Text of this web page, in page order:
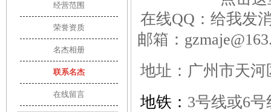
经营范围
荣誉资质
名杰相册
联系名杰
在线留言
在线QQ：
邮箱：
地址：广州市天河
地铁： 3号线或6